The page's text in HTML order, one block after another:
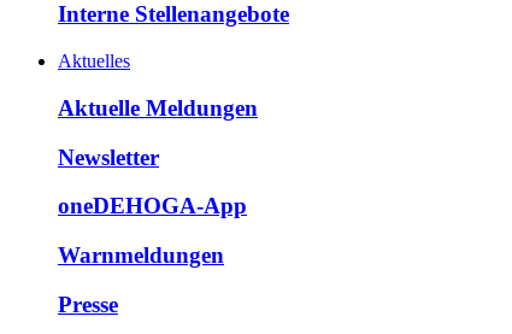
Interne Stellenangebote
Aktuelles
Aktuelle Meldungen
Newsletter
oneDEHOGA-App
Warnmeldungen
Presse